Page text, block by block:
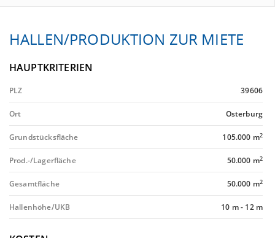
HALLEN/PRODUKTION ZUR MIETE
HAUPTKRITERIEN
PLZ 39606
Ort Osterburg
Grundstücksfläche 105.000 m2
Prod.-/Lagerfläche 50.000 m2
Gesamtfläche 50.000 m2
Hallenhöhe/UKB 10 m- 12 m